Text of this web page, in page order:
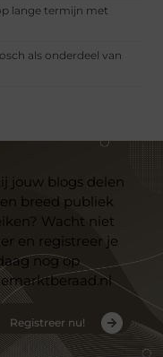
lange termijn met
als onderdeel van
jouw blogs delen
breed publiek
Wacht niet
en registreer je
nog op
Registreer nu!